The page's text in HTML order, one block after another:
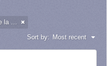
Dirección de Estudios Históricos de la Fuerza Aérea
Sort by: Most recent